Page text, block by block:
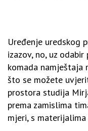
Uređenje uredskog
izazov, no, uz
komada namještaja
što se možete
prostora studija
prema zamislima
mjeri, s